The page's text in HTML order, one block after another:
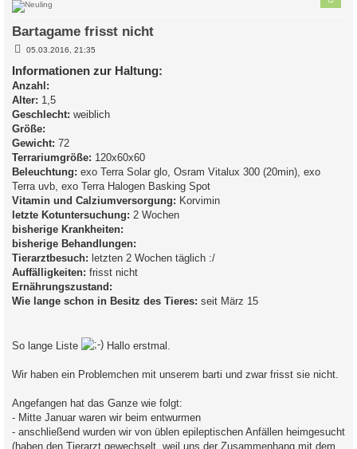
Bartagame frisst nicht
B
i
t
r
a
g
05.03.2016, 21:35
Informationen zur Haltung:
Anzahl:
Alter: 1,5
Geschlecht: weiblich
Größe:
Gewicht: 72
Terrariumgröße: 120x60x60
Beleuchtung: exo Terra Solar glo, Osram Vitalux 300 (20min), exo
Terra uvb, exo Terra Halogen Basking Spot
Vitamin und Calziumversorgung: Korvimin
letzte Kotuntersuchung: 2 Wochen
bisherige Krankheiten:
bisherige Behandlungen:
Tierarztbesuch: letzten 2 Wochen täglich :/
Auffälligkeiten: frisst nicht
Ernährungszustand:
Wie lange schon in Besitz des Tieres: seit März 15
So lange Liste Hallo erstmal.
Wir haben ein Problemchen mit unserem barti und zwar frisst sie nicht.
Angefangen hat das Ganze wie folgt:
- Mitte Januar waren wir beim entwurmen
- anschließend wurden wir von üblen epileptischen Anfällen heimgesucht
(haben den Tierarzt gewechselt, weil uns der Zusammenhang mit dem